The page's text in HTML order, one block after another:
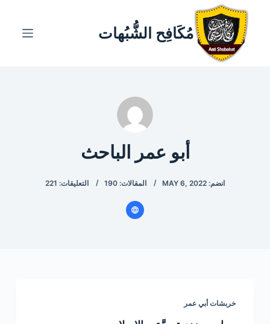
مُكَافِح الشُّبُهات
أبو عمر الباحث
انضم: MAY 6, 2022 المقالات: 190 التعليقات: 221
خربشات أبي عمر